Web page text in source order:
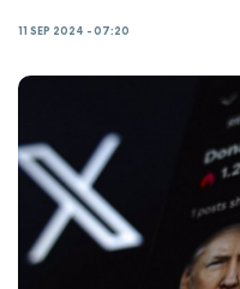
11 SEP 2024 - 07:20